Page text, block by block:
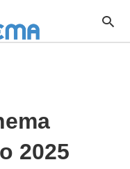
2025